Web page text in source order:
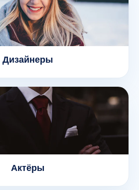
Дизайнеры
Актёры